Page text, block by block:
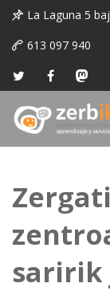
La Laguna 5
613 097 940
saririk